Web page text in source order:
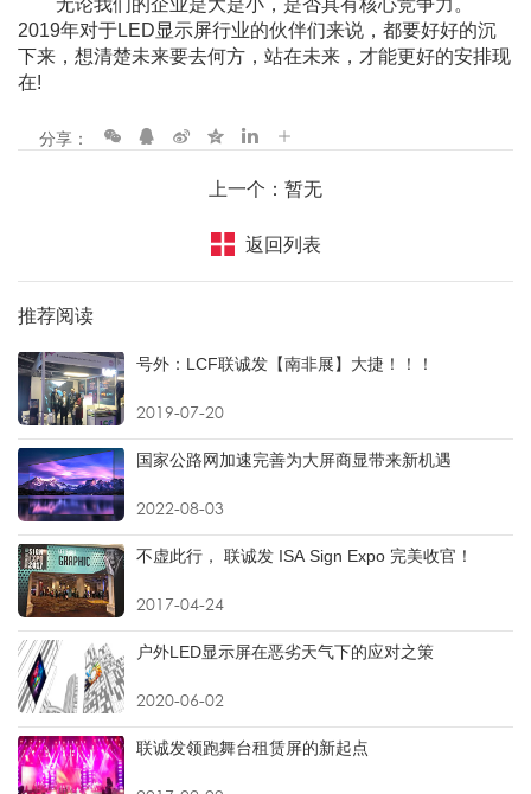
无论我们的企业是大是小，是否具有核心竞争力。
2019年对于LED显示屏行业的伙伴们来说，都要好好的沉
下来，想清楚未来要去何方，站在未来，才能更好的安排现
在!
分享：
上一个：暂无
返回列表
推荐阅读
号外：LCF联诚发【南非展】大捷！！！
2019-07-20
国家公路网加速完善为大屏商显带来新机遇
2022-08-03
不虚此行， 联诚发 ISA Sign Expo 完美收官！
2017-04-24
户外LED显示屏在恶劣天气下的应对之策
2020-06-02
联诚发领跑舞台租赁屏的新起点